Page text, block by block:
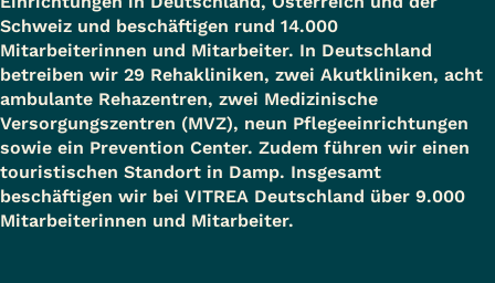
Schweiz und beschäftigen rund 14.000
Mitarbeiterinnen und Mitarbeiter. In Deutschland
betreiben wir 29 Rehakliniken, zwei Akutkliniken, acht
ambulante Rehazentren, zwei Medizinische
Versorgungszentren (MVZ), neun Pflegeeinrichtungen
sowie ein Prevention Center. Zudem führen wir einen
touristischen Standort in Damp. Insgesamt
beschäftigen wir bei VITREA Deutschland über 9.000
Mitarbeiterinnen und Mitarbeiter.